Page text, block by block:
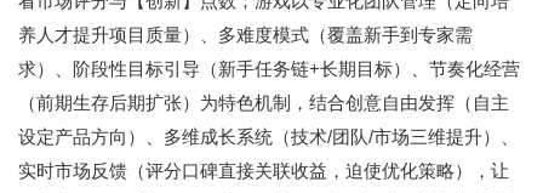
养人才提升项目质量）、多难度模式（覆盖新手到专家需
求）、阶段性目标引导（新手任务链+长期目标）、节奏化经营
（前期生存后期扩张）为特色机制，结合创意自由发挥（自主
设定产品方向）、多维成长系统（技术/团队/市场三维提升）、
实时市场反馈（评分口碑直接关联收益，迫使优化策略），让